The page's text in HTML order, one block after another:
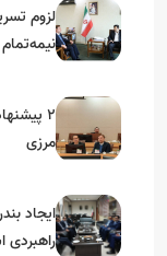
لزوم
۲
مرزی
ایجاد